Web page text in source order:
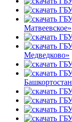
Матвеевское»
Медведково»